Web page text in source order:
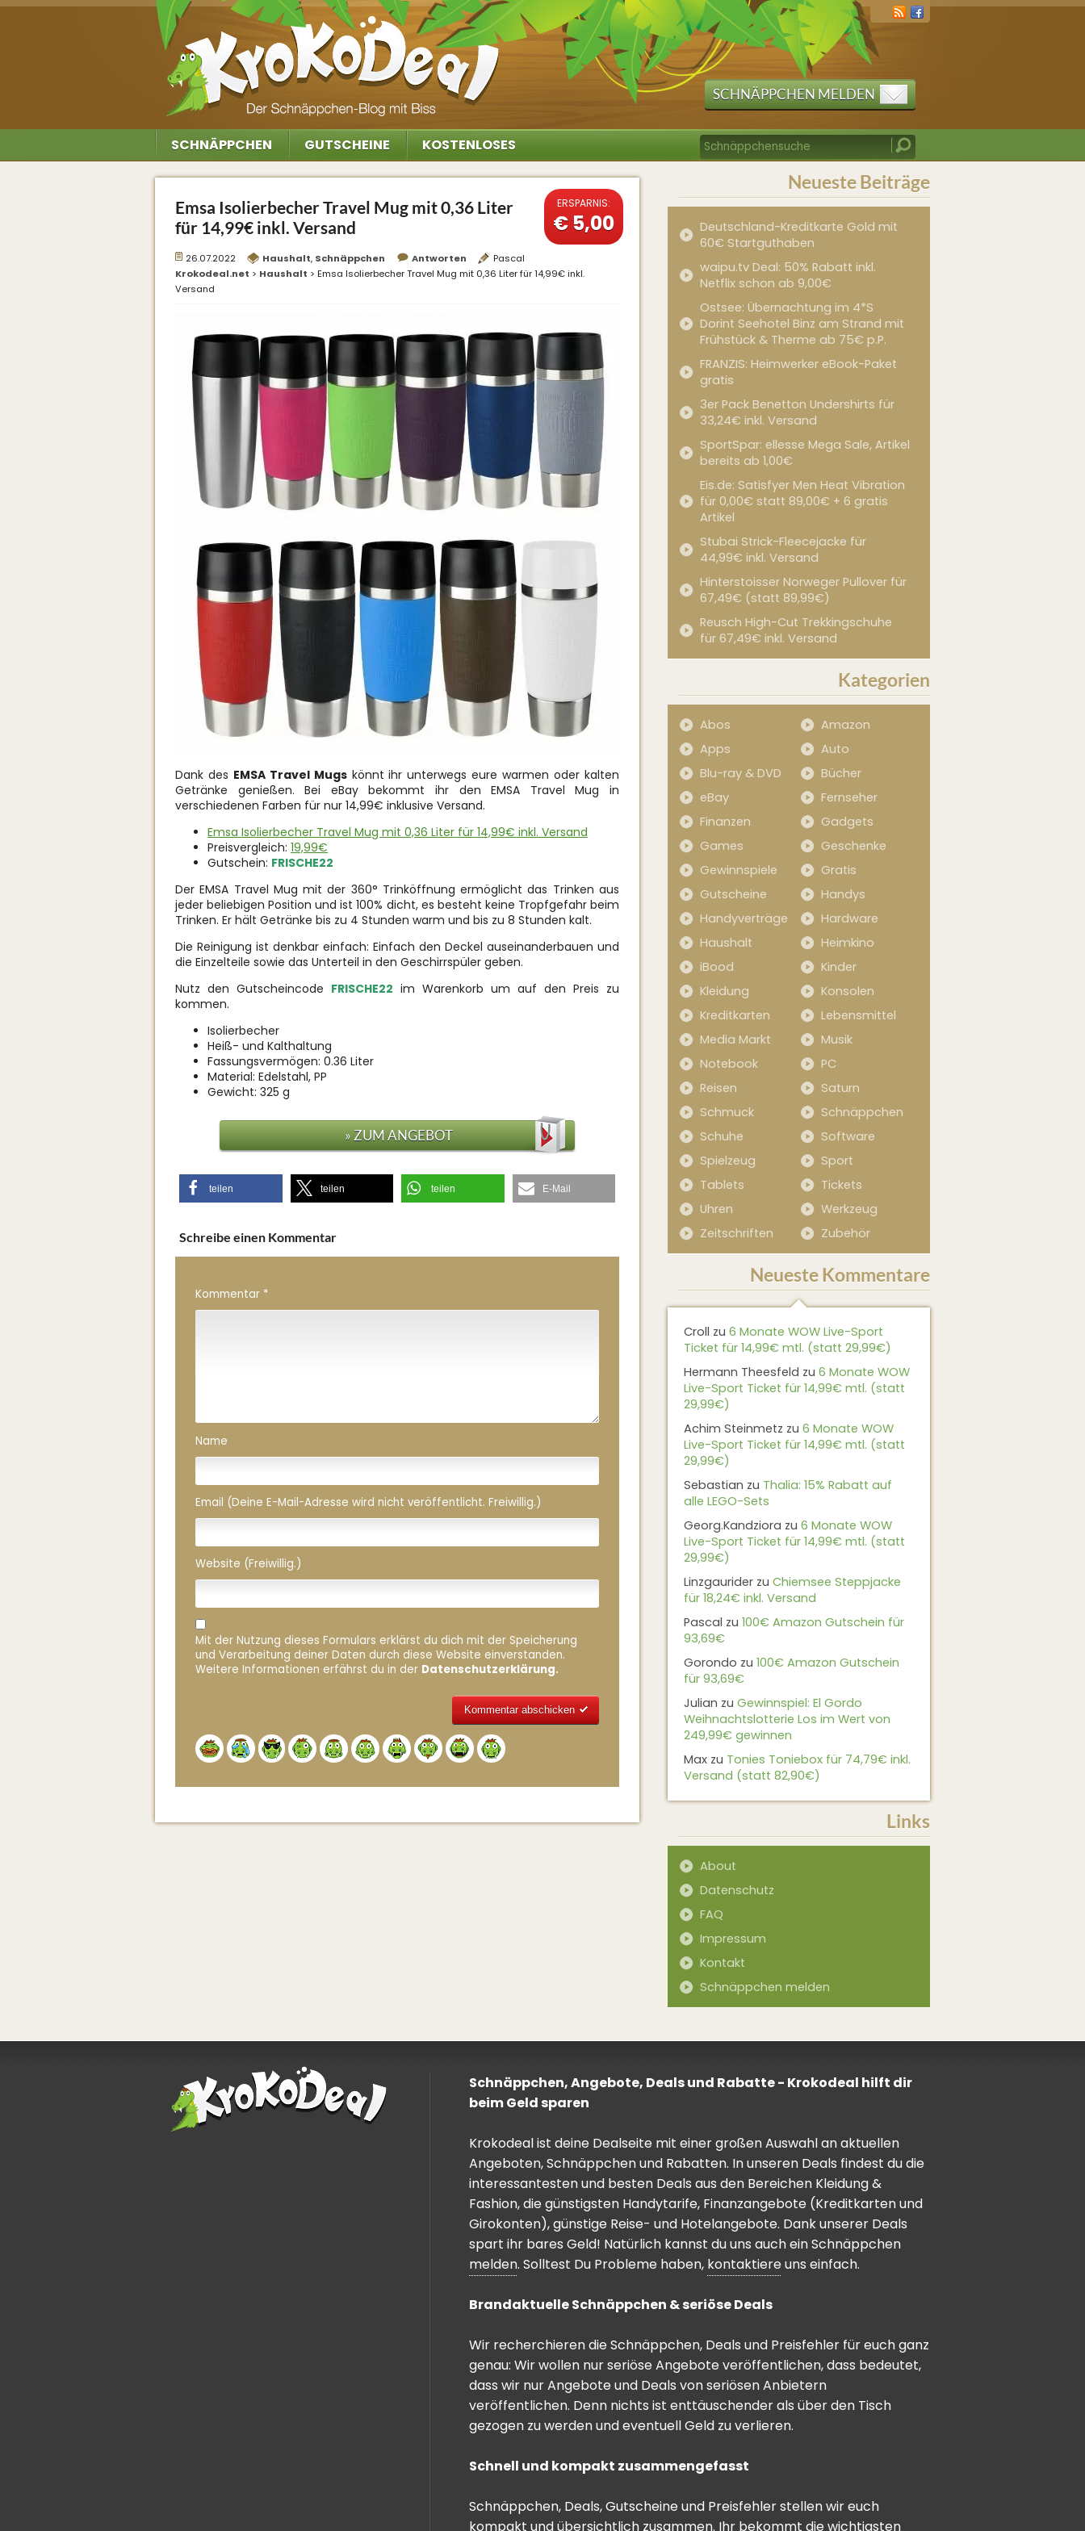
SCHNÄPPCHEN MELDEN
SCHNÄPPCHEN GUTSCHEINE KOSTENLOSES
Emsa Isolierbecher Travel Mug mit 0,36 Liter
für 14,99€ inkl. Versand
ERSPARNIS:
€ 5,00
26.07.2022 Haushalt, Schnäppchen Antworten
Pascal
Krokodeal.net > Haushalt > Emsa Isolierbecher Travel Mug mit 0,36 Liter für 14,99€ inkl.
Versand
Dank des EMSA Travel Mugskönnt ihr unterwegs eure warmen oder kalten
Getränke genießen. Bei eBay bekommt ihr den EMSA Travel Mug in
verschiedenen Farben für nur 14,99€ inklusive Versand.
Emsa Isolierbecher Travel Mug mit 0,36 Liter für 14,99€ inkl. Versand
Preisvergleich: 19,99€
Gutschein: FRISCHE22
Der EMSA Travel Mug mit der 360° Trinköffnung ermöglicht das Trinken aus
jeder beliebigen Position und ist 100% dicht, es besteht keine Tropfgefahr beim
Trinken. Er hält Getränke bis zu 4 Stunden warm und bis zu 8 Stunden kalt.
Die Reinigung ist denkbar einfach: Einfach den Deckel auseinanderbauen und
die Einzelteile sowie das Unterteil in den Geschirrspüler geben.
Nutz den Gutscheincode FRISCHE22 im Warenkorb um auf den Preis zu
kommen.
Isolierbecher
Heiß- und Kalthaltung
Fassungsvermögen: 0.36 Liter
Material: Edelstahl, PP
Gewicht: 325 g
» ZUM ANGEBOT
teilen teilen teilen E-Mail
Schreibe einen Kommentar
Kommentar *
Name
Email (Deine E-Mail-Adresse wird nicht veröffentlicht. Freiwillig.)
Website (Freiwillig.)
Mit der Nutzung dieses Formulars erklärst du dich mit der Speicherung
und Verarbeitung deiner Daten durch diese Website einverstanden.
Weitere Informationen erfährst du in der Datenschutzerklärung.
Neueste Beiträge
Deutschland-Kreditkarte Gold mit
60€ Startguthaben
waipu.tv Deal: 50% Rabatt inkl.
Netflix schon ab 9,00€
Ostsee: Übernachtung im 4*S
Dorint Seehotel Binz am Strand mit
Frühstück & Therme ab 75€ p.P.
FRANZIS: Heimwerker eBook-Paket
gratis
3er Pack Benetton Undershirts für
33,24€ inkl. Versand
SportSpar: ellesse Mega Sale, Artikel
bereits ab 1,00€
Eis.de: Satisfyer Men Heat Vibration
für 0,00€ statt 89,00€ + 6 gratis
Artikel
Stubai Strick-Fleecejacke für
44,99€ inkl. Versand
Hinterstoisser Norweger Pullover für
67,49€ (statt 89,99€)
Reusch High-Cut Trekkingschuhe
für 67,49€ inkl. Versand
Kategorien
Abos
Amazon
Apps
Auto
Blu-ray & DVD
Bücher
eBay
Fernseher
Finanzen
Gadgets
Games
Geschenke
Gewinnspiele
Gratis
Gutscheine
Handys
Handyverträge
Hardware
Haushalt
Heimkino
iBood
Kinder
Kleidung
Konsolen
Kreditkarten
Lebensmittel
Media Markt
Musik
Notebook
PC
Reisen
Saturn
Schmuck
Schnäppchen
Schuhe
Software
Spielzeug
Sport
Tablets
Tickets
Uhren
Werkzeug
Zeitschriften
Zubehör
Neueste Kommentare
Croll zu 6 Monate WOW Live-Sport
Ticket für 14,99€ mtl. (statt 29,99€)
Hermann Theesfeld zu 6 Monate WOW
Live-Sport Ticket für 14,99€ mtl. (statt
29,99€)
Achim Steinmetz zu 6 Monate WOW
Live-Sport Ticket für 14,99€ mtl. (statt
29,99€)
Sebastian zu Thalia: 15% Rabatt auf
alle LEGO-Sets
Georg.Kandziora zu 6 Monate WOW
Live-Sport Ticket für 14,99€ mtl. (statt
29,99€)
Linzgaurider zu Chiemsee Steppjacke
für 18,24€ inkl. Versand
Pascal zu 100€ Amazon Gutschein für
93,69€
Gorondo zu 100€ Amazon Gutschein
für 93,69€
Julian zu Gewinnspiel: El Gordo
Weihnachtslotterie Los im Wert von
249,99€ gewinnen
Max zu Tonies Toniebox für 74,79€ inkl.
Versand (statt 82,90€)
Links
About
Datenschutz
FAQ
Impressum
Kontakt
Schnäppchen melden
Schnäppchen, Angebote, Deals und Rabatte - Krokodeal hilft dir
beim Geld sparen
Krokodeal ist deine Dealseite mit einer großen Auswahl an aktuellen
Angeboten, Schnäppchen und Rabatten. In unseren Deals findest du die
interessantesten und besten Deals aus den Bereichen Kleidung &
Fashion, die günstigsten Handytarife, Finanzangebote (Kreditkarten und
Girokonten), günstige Reise- und Hotelangebote. Dank unserer Deals
spart ihr bares Geld! Natürlich kannst du uns auch ein Schnäppchen
melden. Solltest Du Probleme haben, kontaktiere uns einfach.
Brandaktuelle Schnäppchen & seriöse Deals
Wir recherchieren die Schnäppchen, Deals und Preisfehler für euch ganz
genau: Wir wollen nur seriöse Angebote veröffentlichen, dass bedeutet,
dass wir nur Angebote und Deals von seriösen Anbietern
veröffentlichen. Denn nichts ist enttäuschender als über den Tisch
gezogen zu werden und eventuell Geld zu verlieren.
Schnell und kompakt zusammengefasst
Schnäppchen, Deals, Gutscheine und Preisfehler stellen wir euch
kompakt und übersichtlich zusammen. Ihr bekommt die wichtigsten